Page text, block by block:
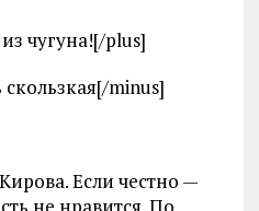
чугуна![/plus]
minus]
Если честно —